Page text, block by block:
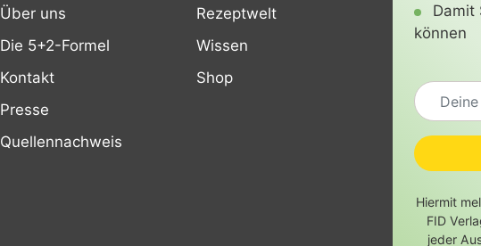
Über uns
Die 5+2-Formel
Kontakt
Presse
Quellennachweis
Rezeptwelt
Wissen
Shop
Damit
können
Hiermit
FID
jeder